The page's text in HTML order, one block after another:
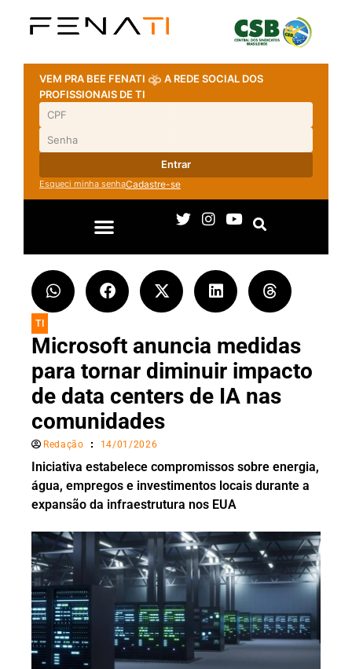
VEM PRA BEE FENATI
A REDE SOCIAL DOS
PROFISSIONAIS DE TI
Entrar
Esqueci minha senhaCadastre-se
TI
Microsoft anuncia medidas
para tornar diminuir impacto
de data centers de IA nas
comunidades
Redação 14/01/2026
Iniciativa estabelece compromissos sobre energia,
água, empregos e investimentos locais durante a
expansão da infraestrutura nos EUA